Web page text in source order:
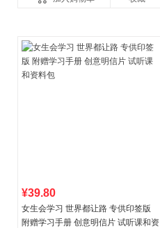
¥39.80
女生会学习 世界都让路 专供印签版
附赠学习手册 创意明信片 试听课和资